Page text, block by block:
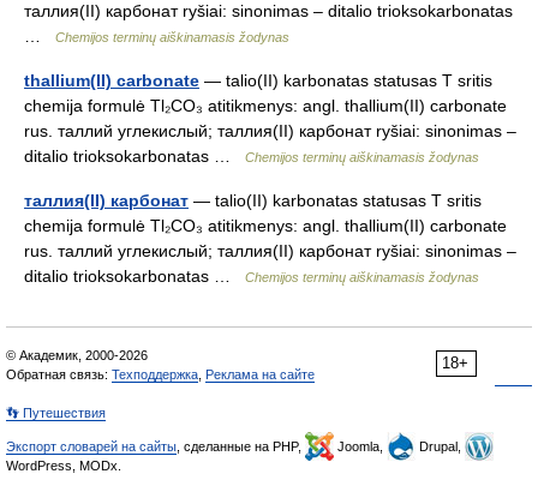
таллия(II) карбонат ryšiai: sinonimas – ditalio trioksokarbonatas
Chemijos terminų aiškinamasis žodynas
thallium(II) carbonate — talio(II) karbonatas statusas T sritis
chemija formulė Tl₂CO₃ atitikmenys: angl. thallium(II) carbonate
rus. таллий углекислый; таллия(II) карбонат ryšiai: sinonimas –
ditalio trioksokarbonatas …
Chemijos terminų aiškinamasis žodynas
таллия(II) карбонат — talio(II) karbonatas statusas T sritis
chemija formulė Tl₂CO₃ atitikmenys: angl. thallium(II) carbonate
rus. таллий углекислый; таллия(II) карбонат ryšiai: sinonimas –
ditalio trioksokarbonatas …
Chemijos terminų aiškinamasis žodynas
18+
© Академик, 2000-2026
Обратная связь: Техподдержка Реклама на сайте
👣 Путешествия
Экспорт словарей на сайты , сделанные на PHP, Joomla,
Drupal,
WordPress, MODx.